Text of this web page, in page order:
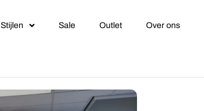
Stijlen Sale Outlet Over ons